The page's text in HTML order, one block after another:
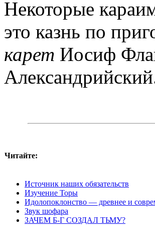
Некоторые
это казнь по
карет Иосиф
Читайте:
Источник наших обязательств
Изучение Торы
Идолопоклонство — древнее и
Звук шофара
ЗАЧЕМ Б-Г СОЗДАЛ ТЬМУ?